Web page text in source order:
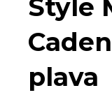
Style
plava